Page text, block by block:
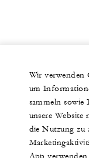
Wir verwenden
um
sammeln sowie
unsere Website
die Nutzung zu